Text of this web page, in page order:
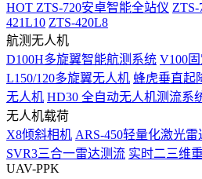
HOT ZTS-720安卓智能全站仪
421L10 ZTS-420L8
航测无人机
D100H多旋翼智能航测系统 V100
L150/120多旋翼无人机 蜂虎垂直起
无人机 HD30 全自动无人机测流系
无人机载荷
X8倾斜相机 ARS-450轻量化激光雷
SVR3三合一雷达测流 实时二三维
UAV-PPK